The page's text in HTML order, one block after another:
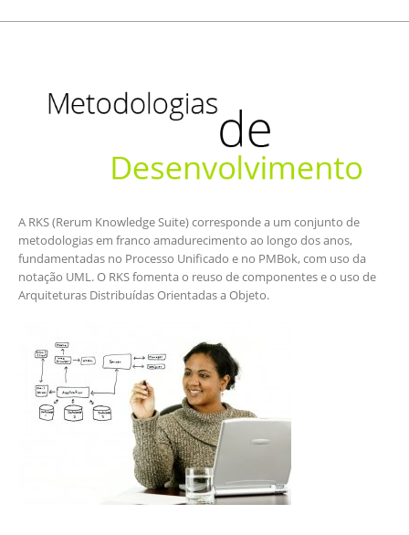
A RKS (Rerum Knowledge Suite) corresponde a um conjunto de
metodologias em franco amadurecimento ao longo dos anos,
fundamentadas no Processo Unificado e no PMBok, com uso da
notação UML. O RKS fomenta o reuso de componentes e o uso de
Arquiteturas Distribuídas Orientadas a Objeto.